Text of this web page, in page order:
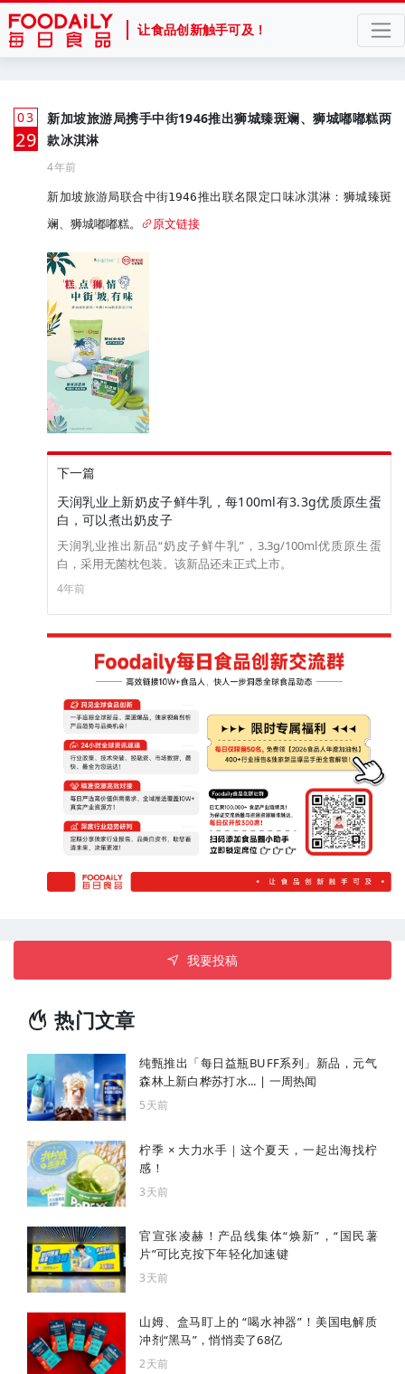
让食品创新触手可及！
03
月
29
新加坡旅游局携手中街1946推出狮城臻斑斓、狮城嘟嘟糕两
款冰淇淋
4年前
新加坡旅游局联合中街1946推出联名限定口味冰淇淋：狮城臻斑
斓、狮城嘟嘟糕。
原文链接
下一篇
天润乳业上新奶皮子鲜牛乳，每100ml有3.3g优质原生蛋
白，可以煮出奶皮子
天润乳业推出新品“奶皮子鲜牛乳”，3.3g/100ml优质原生蛋
白，采用无菌枕包装。该新品还未正式上市。
4年前
我要投稿
热门文章
纯甄推出「每日益瓶BUFF系列」新品，元气
森林上新白桦苏打水... | 一周热闻
5天前
柠季 × 大力水手｜这个夏天，一起出海找柠
感！
3天前
官宣张凌赫！产品线集体“焕新”，“国民薯
片”可比克按下年轻化加速键
3天前
山姆、盒马盯上的 “喝水神器”！美国电解质
冲剂“黑马”，悄悄卖了68亿
2天前